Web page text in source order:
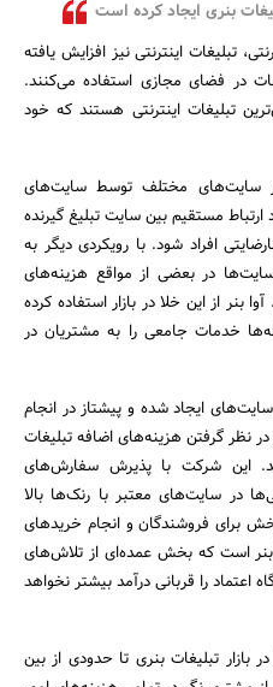
سود واسطه‌گری خود را بر
آوا بنر با ارائه راهکارهای نوین
بنری ایجاد کرده است
تبلیغات اینترنتی نیز افزایش یافته
در فضای مجازی استفاده می‌کنند.
در سایت‌های مختلف توسط سایت‌های
مستقیم بین سایت تبلیغ گیرنده
افراد شود. با رویکردی دیگر به
در بعضی از مواقع هزینه‌های
از این خلا در بازار استفاده کرده
خدمات جامعی را به مشتریان در
ایجاد شده و پیشتاز در انجام
نظر گرفتن هزینه‌های اضافه تبلیغات
این شرکت با پذیرش سفارش‌های
در سایت‌های معتبر با رنک‌ها بالا
برای فروشندگان و انجام خریدهای
است که بخش عمده‌ای از تلاش‌های
را قربانی درآمد بیشتر نخواهد